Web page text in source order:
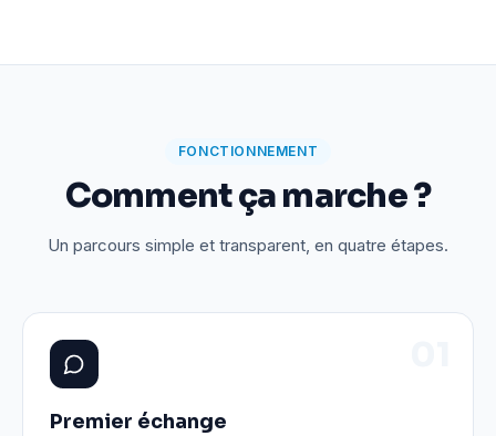
FONCTIONNEMENT
Comment ça marche ?
Un parcours simple et transparent, en quatre étapes.
Premier échange